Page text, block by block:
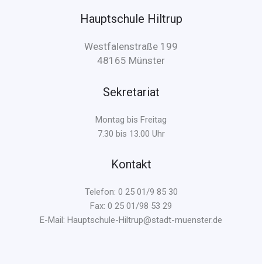
Hauptschule Hiltrup
Westfalenstraße 199
48165 Münster
Sekretariat
Montag bis Freitag
7.30 bis 13.00 Uhr
Kontakt
Telefon: 0 25 01/9 85 30
Fax: 0 25 01/98 53 29
E-Mail: Hauptschule-Hiltrup@stadt-muenster.de